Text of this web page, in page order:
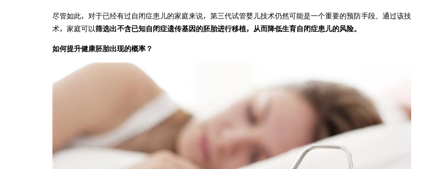
尽管如此，对于已经有过自闭症患儿的家庭来说，第三代试管婴儿技术仍然可能是一个重要的预防手段。通过该技
术，家庭可以筛选出不含已知自闭症遗传基因的胚胎进行移植，从而降低生育自闭症患儿的风险。
如何提升健康胚胎出现的概率？